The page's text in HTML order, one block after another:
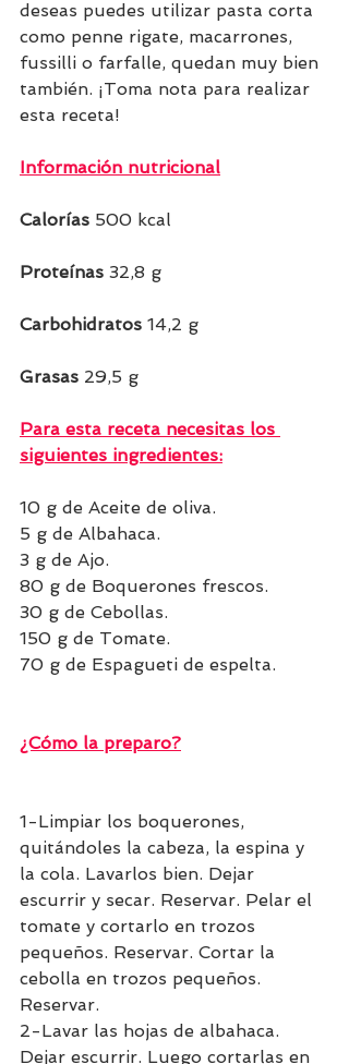
deseas puedes utilizar pasta corta
como penne rigate, macarrones,
fussilli o farfalle, quedan muy bien
también. ¡Toma nota para realizar
esta receta!
Información nutricional
Calorías 500 kcal
Proteínas 32,8 g
Carbohidratos 14,2 g
Grasas 29,5 g
Para esta receta necesitas los
siguientes ingredientes:
10 g de Aceite de oliva.
5 g de Albahaca.
3 g de Ajo.
80 g de Boquerones frescos.
30 g de Cebollas.
150 g de Tomate.
70 g de Espagueti de espelta.
¿Cómo la preparo?
1-Limpiar los boquerones,
quitándoles la cabeza, la espina y
la cola. Lavarlos bien. Dejar
escurrir y secar. Reservar. Pelar el
tomate y cortarlo en trozos
pequeños. Reservar. Cortar la
cebolla en trozos pequeños.
Reservar.
2-Lavar las hojas de albahaca.
Dejar escurrir. Luego cortarlas en